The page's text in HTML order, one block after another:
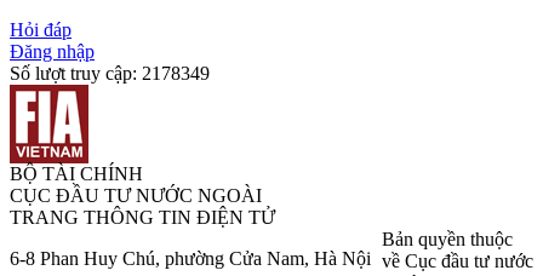
Hỏi đáp
Đăng nhập
Số lượt truy cập: 2178349
BỘ TÀI CHÍNH
CỤC ĐẦU TƯ NƯỚC NGOÀI
TRANG THÔNG TIN ĐIỆN TỬ
6-8 Phan Huy Chú, phường Cửa Nam, Hà Nội
Bản quyền thuộc
về Cục đầu tư nước